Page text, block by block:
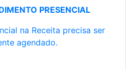
PRESENCIAL
na Receita precisa ser
agendado.